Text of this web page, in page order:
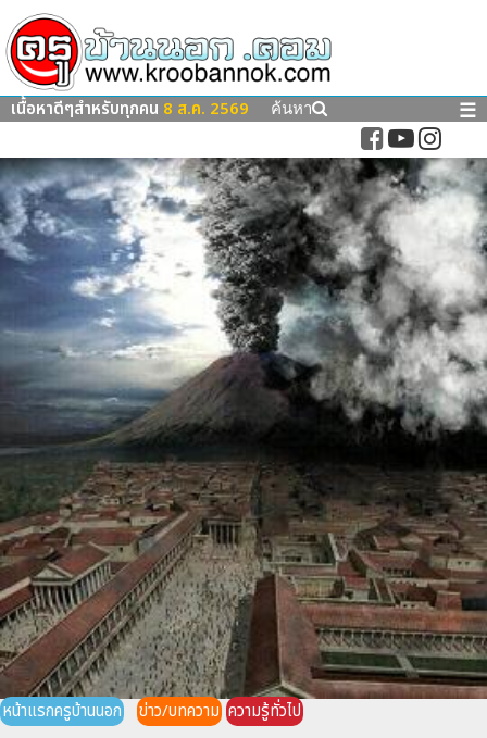
เนื้อหาดีๆสำหรับทุกคน 8 ส.ค. 2569 ค้นหา ☰
หน้าแรกครูบ้านนอก ข่าว/บทความ ความรู้ทั่วไป